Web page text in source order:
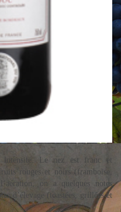
Le nez est franc et
rouges et noirs (framboise,
on a quelques notes
d’élevage (toastées, grillées et